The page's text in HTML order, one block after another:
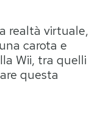
Idee
Boomer!
realtà virtuale,
carota e
Wii, tra quelli
questa